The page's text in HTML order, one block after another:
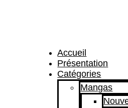
Accueil
Présentation
Catégories
Mangas